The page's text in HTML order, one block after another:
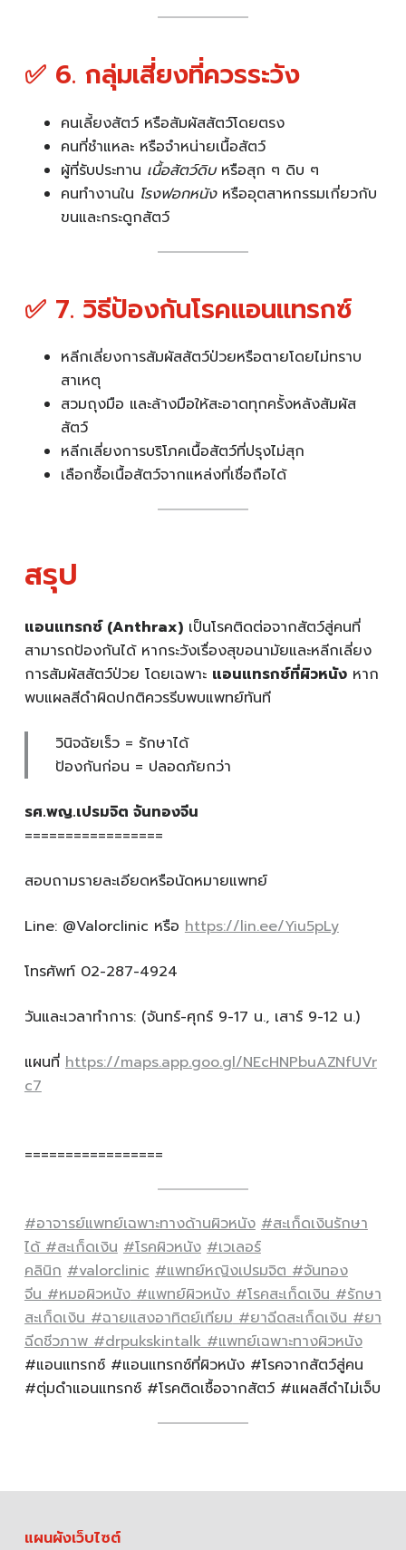
✅ 6. กลุ่มเสี่ยงที่ควรระวัง
คนเลี้ยงสัตว์ หรือสัมผัสสัตว์โดยตรง
คนที่ชำแหละ หรือจำหน่ายเนื้อสัตว์
ผู้ที่รับประทาน เนื้อสัตว์ดิบหรือสุก ๆ ดิบ ๆ
คนทำงานใน โรงฟอกหนังหรืออุตสาหกรรมเกี่ยวกับ
ขนและกระดูกสัตว์
✅ 7. วิธีป้องกันโรคแอนแทรกซ์
หลีกเลี่ยงการสัมผัสสัตว์ป่วยหรือตายโดยไม่ทราบ
สาเหตุ
สวมถุงมือ และล้างมือให้สะอาดทุกครั้งหลังสัมผัส
สัตว์
หลีกเลี่ยงการบริโภคเนื้อสัตว์ที่ปรุงไม่สุก
เลือกซื้อเนื้อสัตว์จากแหล่งที่เชื่อถือได้
สรุป
แอนแทรกซ์ (Anthrax)เป็นโรคติดต่อจากสัตว์สู่คนที่
สามารถป้องกันได้ หากระวังเรื่องสุขอนามัยและหลีกเลี่ยง
การสัมผัสสัตว์ป่วย โดยเฉพาะ แอนแทรกซ์ที่ผิวหนังหาก
พบแผลสีดำผิดปกติควรรีบพบแพทย์ทันที
วินิจฉัยเร็ว = รักษาได้
ป้องกันก่อน = ปลอดภัยกว่า
รศ.พญ.เปรมจิต จันทองจีน
=================
สอบถามรายละเอียดหรือนัดหมายแพทย์
Line: @Valorclinic หรือ https://lin.ee/Yiu5pLy
โทรศัพท์ 02-287-4924
วันและเวลาทำการ: (จันทร์-ศุกร์ 9-17 น., เสาร์ 9-12 น.)
แผนที่ https://maps.app.goo.gl/NEcHNPbuAZNfUVr
c7
=================
#อาจารย์แพทย์เฉพาะทางด้านผิวหนัง #สะเก็ดเงินรักษา
ได้#สะเก็ดเงิน #โรคผิวหนัง #เวเลอร์
คลินิก #valorclinic #แพทย์หญิงเปรมจิต #จันทอง
จีน #หมอผิวหนัง#แพทย์ผิวหนัง#โรคสะเก็ดเงิน #รักษา
สะเก็ดเงิน #ฉายแสงอาทิตย์เทียม #ยาฉีดสะเก็ดเงิน #ยา
ฉีดชีวภาพ#drpukskintalk #แพทย์เฉพาะทางผิวหนัง
#แอนแทรกซ์ #แอนแทรกซ์ที่ผิวหนัง #โรคจากสัตว์สู่คน
#ตุ่มดำแอนแทรกซ์ #โรคติดเชื้อจากสัตว์ #แผลสีดำไม่เจ็บ
แผนผังเว็บไซต์